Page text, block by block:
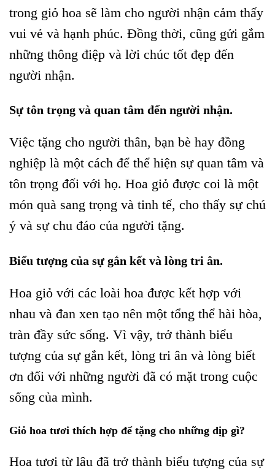
trong giỏ hoa sẽ làm cho người nhận cảm thấy
vui vẻ và hạnh phúc. Đồng thời, cũng gửi gắm
những thông điệp và lời chúc tốt đẹp đến
người nhận.
Sự tôn trọng và quan tâm đến người nhận.
Việc tặng cho người thân, bạn bè hay đồng
nghiệp là một cách để thể hiện sự quan tâm và
tôn trọng đối với họ. Hoa giỏ được coi là một
món quà sang trọng và tinh tế, cho thấy sự chú
ý và sự chu đáo của người tặng.
Biểu tượng của sự gắn kết và lòng tri ân.
Hoa giỏ với các loài hoa được kết hợp với
nhau và đan xen tạo nên một tổng thể hài hòa,
tràn đầy sức sống. Vì vậy, trở thành biểu
tượng của sự gắn kết, lòng tri ân và lòng biết
ơn đối với những người đã có mặt trong cuộc
sống của mình.
Giỏ hoa tươi thích hợp để tặng cho những dịp gì?
Hoa tươi từ lâu đã trở thành biểu tượng của sự